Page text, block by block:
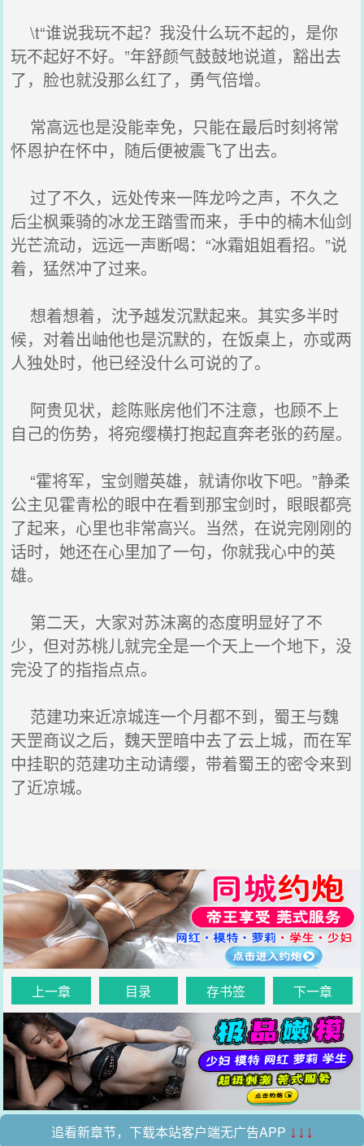
\t“谁说我玩不起？我没什么玩不起的，是你
玩不起好不好。”年舒颜气鼓鼓地说道，豁出去
了，脸也就没那么红了，勇气倍增。
常高远也是没能幸免，只能在最后时刻将常
怀恩护在怀中，随后便被震飞了出去。
过了不久，远处传来一阵龙吟之声，不久之
后尘枫乘骑的冰龙王踏雪而来，手中的楠木仙剑
光芒流动，远远一声断喝：“冰霜姐姐看招。”说
着，猛然冲了过来。
想着想着，沈予越发沉默起来。其实多半时
候，对着出岫他也是沉默的，在饭桌上，亦或两
人独处时，他已经没什么可说的了。
阿贵见状，趁陈账房他们不注意，也顾不上
自己的伤势，将宛缨横打抱起直奔老张的药屋。
“霍将军，宝剑赠英雄，就请你收下吧。”静柔
公主见霍青松的眼中在看到那宝剑时，眼眼都亮
了起来，心里也非常高兴。当然，在说完刚刚的
话时，她还在心里加了一句，你就我心中的英
雄。
第二天，大家对苏沫离的态度明显好了不
少，但对苏桃儿就完全是一个天上一个地下，没
完没了的指指点点。
范建功来近凉城连一个月都不到，蜀王与魏
天罡商议之后，魏天罡暗中去了云上城，而在军
中挂职的范建功主动请缨，带着蜀王的密令来到
了近凉城。
上一章 目录 存书签 下一章
追看新章节，下载本站客户端无广告APP ↓↓↓